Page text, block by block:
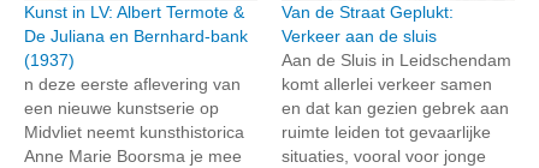
Kunst in LV: Albert Termote &
De Juliana en Bernhard-bank
(1937)
n deze eerste aflevering van
een nieuwe kunstserie op
Midvliet neemt kunsthistorica
Anne Marie Boorsma je mee
Van de Straat Geplukt:
Verkeer aan de sluis
Aan de Sluis in Leidschendam
komt allerlei verkeer samen
en dat kan gezien gebrek aan
ruimte leiden tot gevaarlijke
situaties, vooral voor jonge